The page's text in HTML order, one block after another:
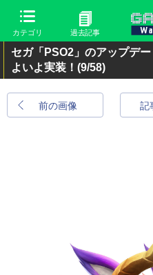
カテゴリ 過去記事
セガ「PSO2」のアップデ
よいよ実装！ (9/58)
前の画像 記